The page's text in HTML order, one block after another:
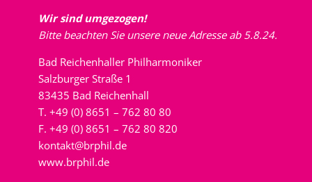
Wir sind umgezogen!
Bitte beachten Sie unsere neue Adresse ab 5.8.24.
Bad Reichenhaller Philharmoniker
Salzburger Straße 1
83435 Bad Reichenhall
T. +49 (0) 8651 – 762 80 80
F. +49 (0) 8651 – 762 80 820
kontakt@brphil.de
www.brphil.de